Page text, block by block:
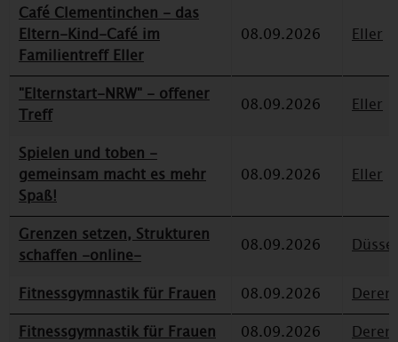
Café Clementinchen - das
Eltern-Kind-Café im
Familientreff Eller
08.09.2026 Eller
"Elternstart-NRW" - offener
Treff
08.09.2026 Eller
Spielen und toben -
gemeinsam macht es mehr
Spaß!
08.09.2026 Eller
Grenzen setzen, Strukturen
schaffen -online-
08.09.2026
Fitnessgymnastik für Frauen 08.09.2026
Fitnessgymnastik für Frauen
08.09.2026